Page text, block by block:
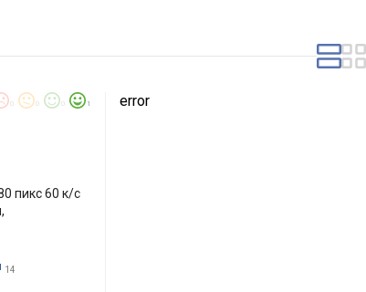
1
пикс 60 к/с
14
error